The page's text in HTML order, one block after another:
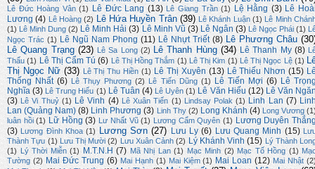
Lê Đức Hoàng Vân (1) Lê Đức Lang (13) Lê Giang Trần (1) Lệ Hằng (3) Lê
Lương (4) Lê Hoàng (2) Lê Hứa Huyền Trân (39) Lê Khánh Luận (1) Lê Minh
(1) Lê Minh Dung (2) Lê Minh Hải (3) Lê Minh Vũ (3) Lê Ngân (3) Lê Ngọc Phái (1)
Ngọc Trác (1) Lê Ngũ Nam Phong (11) Lê Nhựt Triết (8) Lê Phương Châu
Lê Quang Trạng (23) Lê Sa Long (2) Lê Thanh Hùng (34) Lê Thanh My (8)
Thấu (1) Lê Thị Cẩm Tú (6) Lê Thị Hồng Thắm (1) Lê Thị Kim (1) Lê Thị Ngọc Lệ (1)
Thị Ngọc Nữ (33) Lê Thị Thu Hiền (1) Lê Thị Xuyên (13) Lê Thiếu Nhơn (15)
Thống Nhất (6) Lê Thụy Phương (2) Lê Tiến Dũng (1) Lê Tiến Mợi (6) Lê
Nghĩa (3) Lê Trung Hiếu (1) Lê Tuân (4) Lê Uyên (1) Lê Văn Hiếu (12) Lê Văn
(3) Lê Vi Thuỷ (1) Lê Vinh (4) Lê Xuân Tiến (1) Lindsay Polak (1) Linh Lan (7)
Lan (Quảng Nam) (8) Linh Phương (3) Linh Thy (2) Long Khánh (4) Long Vương
luân hồi (1) Lữ Hồng (3) Lư Nhất Vũ (1) Lương Cẩm Quyên (1) Lương Duyên
(3) Lương Đình Khoa (1) Lương Sơn (27) Lưu Ly (6) Lưu Quang Minh (15)
Thành Tựu (1) Lưu Thị Mười (2) Lưu Xuân Cảnh (2) Lý Khánh Vinh (15) Lý Thành
(1)
Lý Thời Miễn (1) M.T.N.H (7) Mã Nhị Lan (1) Mạc Minh (2) Mạc Tố Hồng (1)
Tường (2) Mai Đức Trung (6) Mai Hạnh (1) Mai Kiệm (1) Mai Loan (12) Mai Nhật